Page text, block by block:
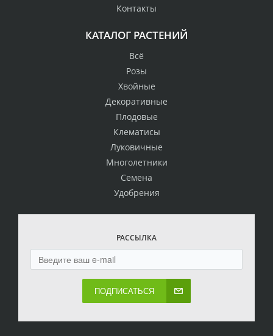
Контакты
КАТАЛОГ РАСТЕНИЙ
Всё
Розы
Хвойные
Декоративные
Плодовые
Клематисы
Луковичные
Многолетники
Семена
Удобрения
РАССЫЛКА
ПОДПИСАТЬСЯ